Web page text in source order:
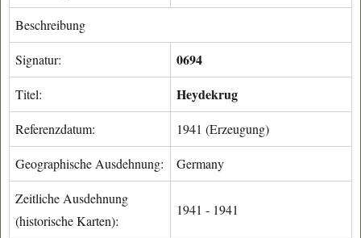
Beschreibung
Signatur: 0694
Titel: Heydekrug
Referenzdatum: 1941 (Erzeugung)
Geographische Ausdehnung: Germany
Zeitliche Ausdehnung
(historische Karten):
1941 - 1941